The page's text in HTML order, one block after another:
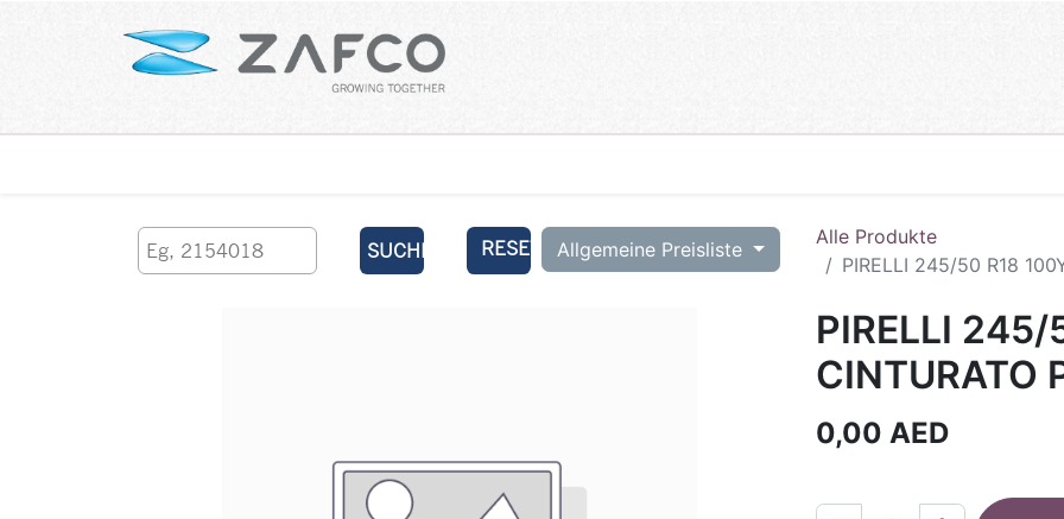
SUCHEN RESET Allgemeine Preisliste
Alle Produkte
PIRELLI 245/50 R18
PIRELLI 245/
CINTURATO
0,00 AED